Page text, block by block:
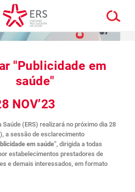
"Publicidade em
saúde"
NOV’23
Saúde (ERS) realizará no próximo dia 28
a sessão de esclarecimento
em saúde”, dirigida a todas
estabelecimentos prestadores de
e demais interessados, em formato